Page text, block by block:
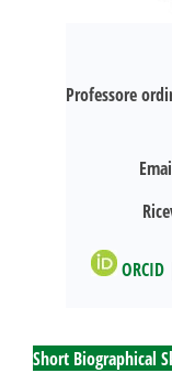
Professore
ORCID
Short Biographical